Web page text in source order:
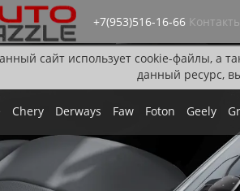
сайт использует cookie-файлы, а
данный ресурс,
+7(953)516-16-66 Контакты
Chery Derways Faw Foton Geely